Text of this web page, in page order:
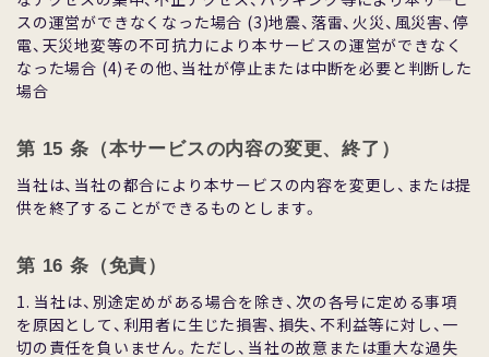
スの運営ができなくなった場合 (3)地震、落雷、⽕災、⾵災害、停
電、天災地変等の不可抗⼒により本サービスの運営ができなく
なった場合 (4)その他、当社が停⽌または中断を必要と判断した
場合
第 15 条（本サービスの内容の変更、終了）
当社は、当社の都合により本サービスの内容を変更し、または提
供を終了することができるものとします。
第 16 条（免責）
1. 当社は、別途定めがある場合を除き、次の各号に定める事項
を原因として、利⽤者に⽣じた損害、損失、不利益等に対し、⼀
切の責任を負いません。ただし、当社の故意または重⼤な過失